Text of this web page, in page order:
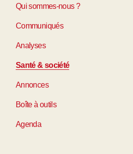
Qui sommes-nous ?
Communiqués
Analyses
Santé & société
Annonces
Boîte à outils
Agenda